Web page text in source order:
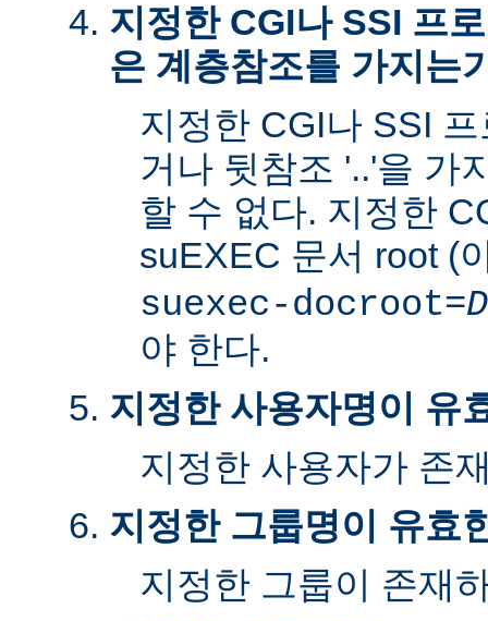
지정한 CGI나 SSI 프
은 계층참조를 가지는
지정한 CGI나 SSI
거나 뒷참조 '..'을 가
할 수 없다. 지정한
suEXEC 문서 root (
suexec-docroot=
야 한다.
지정한 사용자명이 유
지정한 사용자가 존
지정한 그룹명이 유효
지정한 그룹이 존재